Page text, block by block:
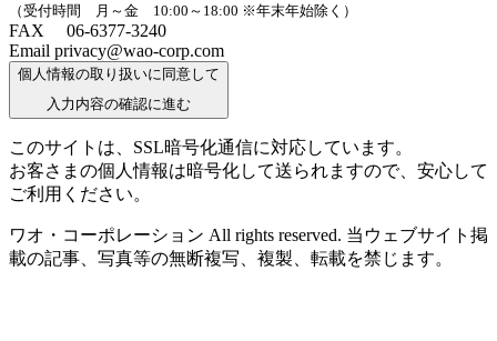
（受付時間 月～金 10:00～18:00 ※年末年始除く）
FAX 06-6377-3240
Email privacy@wao-corp.com
個人情報の取り扱いに同意して
入力内容の確認に進む
このサイトは、SSL暗号化通信に対応しています。
お客さまの個人情報は暗号化して送られますので、安心して
ご利用ください。
ワオ・コーポレーション All rights reserved. 当ウェブサイト掲
載の記事、写真等の無断複写、複製、転載を禁じます。